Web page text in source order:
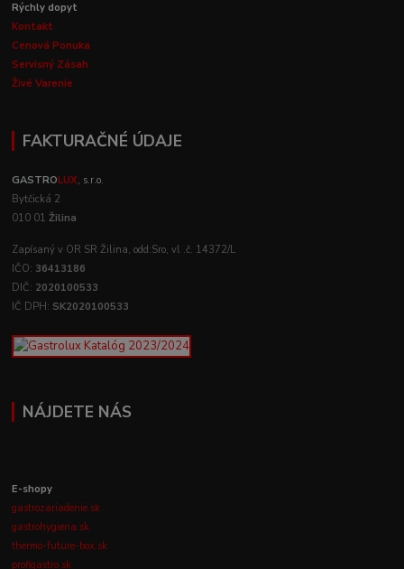
Rýchly dopyt
Kontakt
Cenová Ponuka
Servisný Zásah
Živé Varenie
FAKTURAČNÉ ÚDAJE
GASTROLUX, s.r.o.
Bytčická 2
010 01Žilina
Zapísaný v OR SR Žilina, odd:Sro, vl .č. 14372/L
IČO: 36413186
DIČ: 2020100533
IČ DPH: SK2020100533
NÁJDETE NÁS
E-shopy
gastrozariadenie.sk
gastrohygiena.sk
thermo-future-box.sk
profigastro.sk